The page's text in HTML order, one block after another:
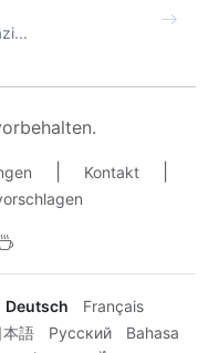
Kontakt
Deutsch
Français
本語 Русский
Bahasa